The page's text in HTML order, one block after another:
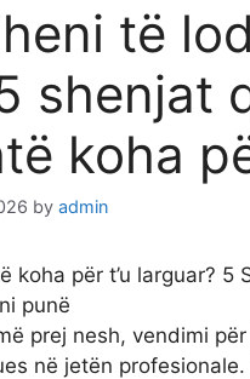
të
shenjat
koha
by admin
koha për t’u larguar?
punë
prej nesh, vendimi
në jetën